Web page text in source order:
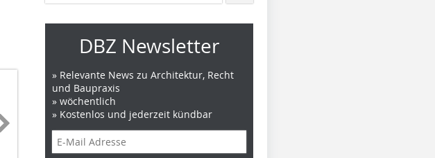
DBZ Newsletter
» Relevante News zu Architektur, Recht
und Baupraxis
» wöchentlich
» Kostenlos und jederzeit kündbar